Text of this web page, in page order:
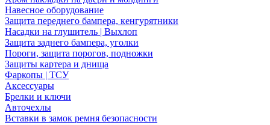
Навесное оборудование
Защита переднего бампера, кенгурятники
Насадки на глушитель | Выхлоп
Защита заднего бампера, уголки
Пороги, защита порогов, подножки
Защиты картера и днища
Фаркопы | ТСУ
Аксессуары
Брелки и ключи
Авточехлы
Вставки в замок ремня безопасности